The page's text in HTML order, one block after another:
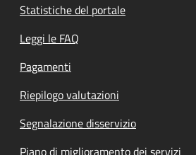
Statistiche del portale
Leggi le FAQ
Pagamenti
Riepilogo valutazioni
Segnalazione disservizio
Piano di miglioramento dei servizi